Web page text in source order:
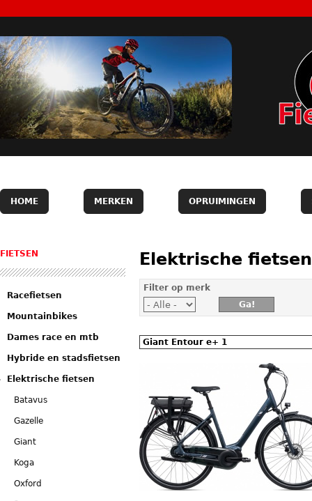
HOME MERKEN OPRUIMINGEN
Elektrische fietsen
Filter op merk
Giant Entour e+ 1
FIETSEN
Racefietsen
Mountainbikes
Dames race en mtb
Hybride en stadsfietsen
Elektrische fietsen
Batavus
Gazelle
Giant
Koga
Oxford